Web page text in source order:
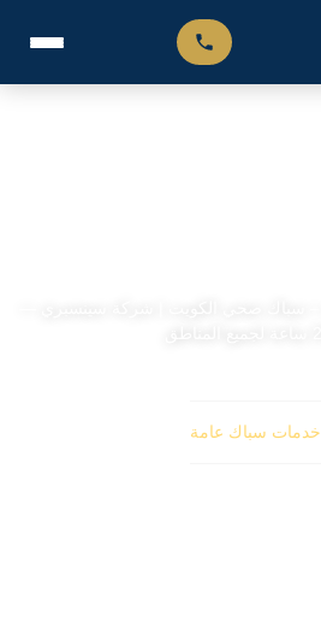
خدمات سباك عامة